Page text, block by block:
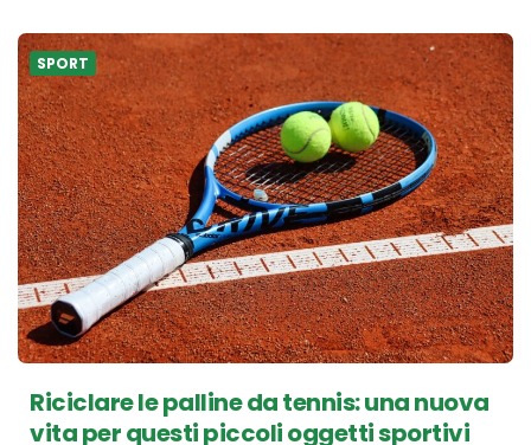
SPORT
Riciclare le palline da tennis: una nuova
vita per questi piccoli oggetti sportivi